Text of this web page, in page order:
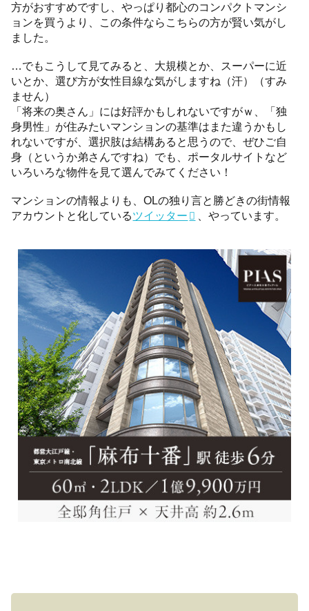
方がおすすめですし、やっぱり都心のコンパクトマンシ
ョンを買うより、この条件ならこちらの方が賢い気がし
ました。
…でもこうして見てみると、大規模とか、スーパーに近
いとか、選び方が女性目線な気がしますね（汗）（すみ
ません）
「将来の奥さん」には好評かもしれないですがｗ、「独
身男性」が住みたいマンションの基準はまた違うかもし
れないですが、選択肢は結構あると思うので、ぜひご自
身（というか弟さんですね）でも、ポータルサイトなど
いろいろな物件を見て選んでみてください！
マンションの情報よりも、OLの独り言と勝どきの街情報
アカウントと化しているツイッター 、やっています。